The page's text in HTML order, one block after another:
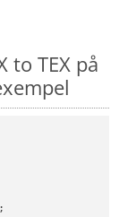
to TEX på